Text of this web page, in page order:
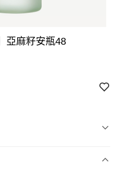
亞麻籽安瓶48